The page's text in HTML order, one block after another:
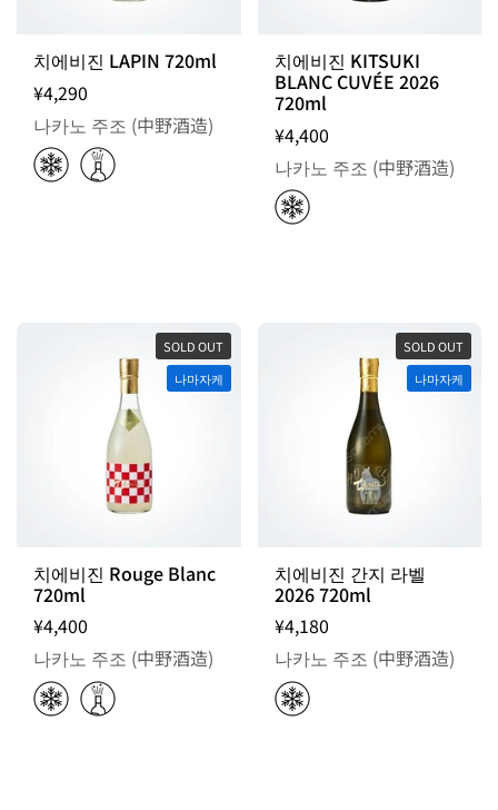
치에비진 LAPIN 720ml
¥4,290
나카노 주조 (中野酒造)
치에비진 KITSUKI
BLANC CUVÉE 2026
720ml
¥4,400
나카노 주조 (中野酒造)
치에비진 Rouge Blanc
720ml
¥4,400
나카노 주조 (中野酒造)
SOLD OUT
나마자케
치에비진 간지 라벨
2026 720ml
¥4,180
나카노 주조 (中野酒造)
SOLD OUT
나마자케